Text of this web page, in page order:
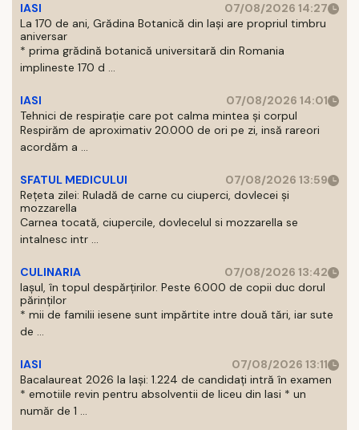
IASI
07/08/2026 14:27
La 170 de ani, Grădina Botanică din Iași are propriul timbru
aniversar
* prima grădină botanică universitară din Romania
implineste 170 d ...
IASI
07/08/2026 14:01
Tehnici de respirație care pot calma mintea și corpul
Respirăm de aproximativ 20.000 de ori pe zi, insă rareori
acordăm a ...
SFATUL MEDICULUI
07/08/2026 13:59
Rețeta zilei: Ruladă de carne cu ciuperci, dovlecei și
mozzarella
Carnea tocată, ciupercile, dovlecelul si mozzarella se
intalnesc intr ...
CULINARIA
07/08/2026 13:42
Iașul, în topul despărțirilor. Peste 6.000 de copii duc dorul
părinților
* mii de familii iesene sunt impărtite intre două tări, iar sute
de ...
IASI
07/08/2026 13:11
Bacalaureat 2026 la Iași: 1.224 de candidați intră în examen
* emotiile revin pentru absolventii de liceu din Iasi * un
număr de 1 ...